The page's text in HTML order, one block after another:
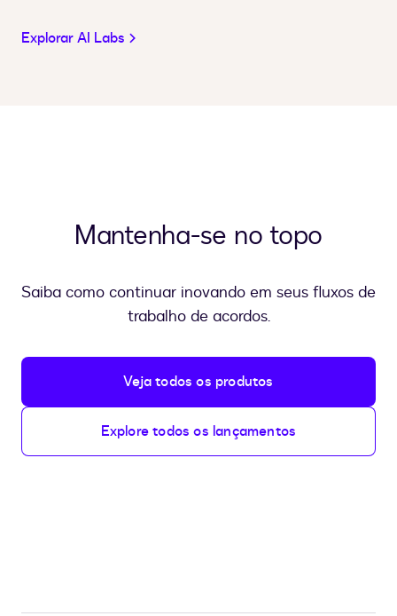
Explorar AI Labs
Mantenha-se no topo
Saiba como continuar inovando em seus fluxos de
trabalho de acordos.
Veja todos os produtos
Explore todos os lançamentos